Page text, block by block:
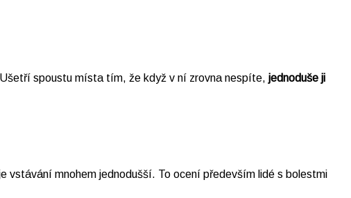
spoustu místa tím, že když v ní zrovna nespíte, jednoduše ji
mnohem jednodušší. To ocení především lidé s bolestmi